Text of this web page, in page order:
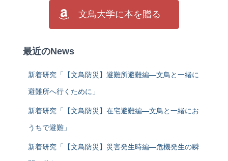
文鳥大学に本を贈る
最近のNews
新着研究「【文鳥防災】避難所避難編―文鳥と一緒に
避難所へ行くために」
新着研究「【文鳥防災】在宅避難編―文鳥と一緒にお
うちで避難」
新着研究「【文鳥防災】災害発生時編―危機発生の瞬